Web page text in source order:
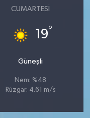
CUMARTESI
19°
Güneşli
Nem: %48
Rüzgar: 4.61 m/s